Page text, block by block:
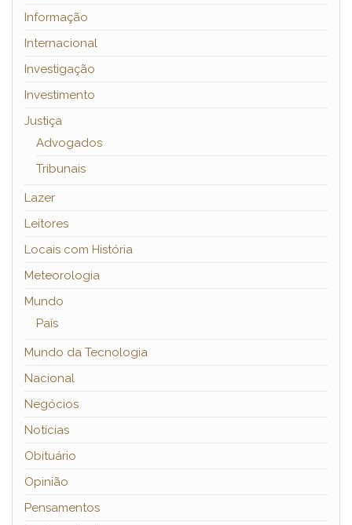
Informação
Internacional
Investigação
Investimento
Justiça
Advogados
Tribunais
Lazer
Leitores
Locais com História
Meteorologia
Mundo
País
Mundo da Tecnologia
Nacional
Negócios
Notícias
Obituário
Opinião
Pensamentos